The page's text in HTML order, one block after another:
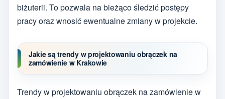
biżuterii. To pozwala na bieżąco śledzić postępy
pracy oraz wnosić ewentualne zmiany w projekcie.
Jakie są trendy w projektowaniu obrączek na
zamówienie w Krakowie
Trendy w projektowaniu obrączek na zamówienie w